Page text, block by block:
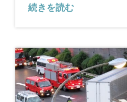
続きを読む